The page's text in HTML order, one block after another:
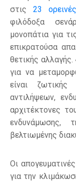
στις 23
φιλόδοξα
μονοπάτια για
επικρατούσα
θετικής αλλαγής.
για να
είναι
αντιλήψεων,
αρχιτέκτονες
ενδυνάμωσης,
βελτιωμένης
Οι
για την